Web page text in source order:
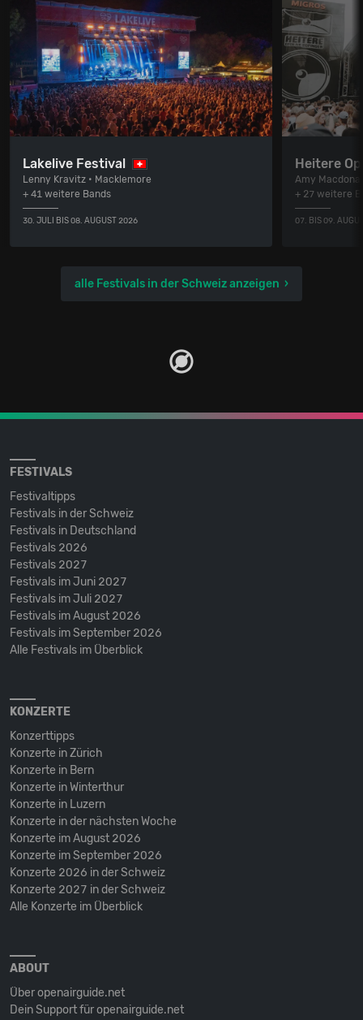
Lakelive Festival
Lenny Kravitz • Macklemore
+ 41 weitere Bands
30. JULI BIS 08. AUGUST 2026
Heitere
Amy
+ 27 weitere
07. BIS 09.
alle Festivals in der Schweiz anzeigen
FESTIVALS
Festivaltipps
Festivals in der Schweiz
Festivals in Deutschland
Festivals 2026
Festivals 2027
Festivals im Juni 2027
Festivals im Juli 2027
Festivals im August 2026
Festivals im September 2026
Alle Festivals im Überblick
KONZERTE
Konzerttipps
Konzerte in Zürich
Konzerte in Bern
Konzerte in Winterthur
Konzerte in Luzern
Konzerte in der nächsten Woche
Konzerte im August 2026
Konzerte im September 2026
Konzerte 2026 in der Schweiz
Konzerte 2027 in der Schweiz
Alle Konzerte im Überblick
ABOUT
Über openairguide.net
Dein Support für openairguide.net